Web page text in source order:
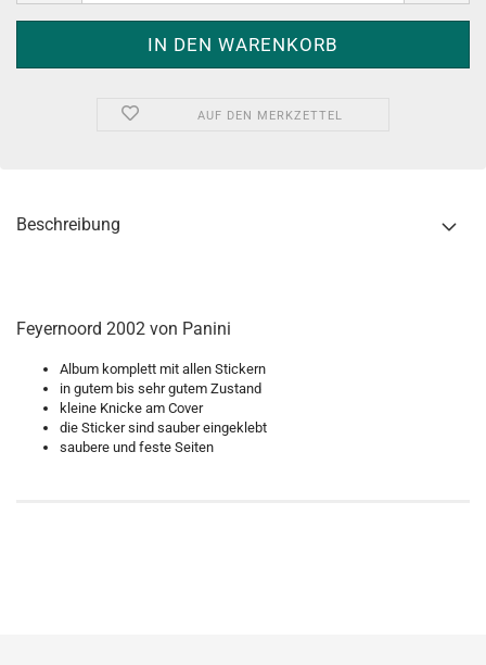
AUF DEN MERKZETTEL
Beschreibung
Feyernoord 2002 von Panini
Album komplett mit allen Stickern
in gutem bis sehr gutem Zustand
kleine Knicke am Cover
die Sticker sind sauber eingeklebt
saubere und feste Seiten